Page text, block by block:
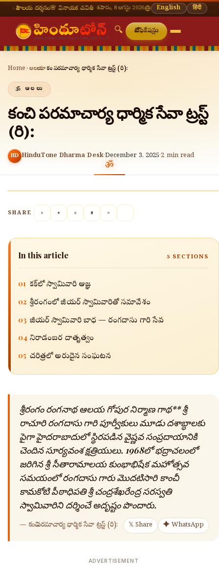
🌸 వినాయక చవితి — భాద్రపద శుద్ధ చవితి⛩ తిరుమల తిరుపతి — నేటి దర్శన
శనివారం, 8 ఆగస్టు 2026 English हिंदी
🔍
🔍
నోటిఫికేషన్లు
Home › ఆలయాలు›కంచి పరమాచార్య ధార్మిక సేవా ట్రస్ట్ (రి):
ఆలయాలు
కంచి పరమాచార్య ధార్మిక సేవా ట్రస్ట్
(రి):
HD HinduTone Dharma Desk·December 3, 2025·2 min read
SHARE
In this article 5 SECTIONS
01 గోకక్‌లో స్వామివారి ఆజ్ఞ
02 శ్రీరంగంలో జీయర్ స్వామివారితో సమావేశం
03 జీయర్ స్వామివారి బాధ — రంగదాసు గారి సేవ
04 నిరాడంబర దాతృత్వం
05 చరిత్రలో అరుదైన సంఘటన
శ్రీరంగం రంగనాథ ఆలయ గోపుర నిర్మాణ గాథ** శ్రీ
రాచూరి రంగదాసు గారి పూర్వీకులు మూడు దశాబ్ధాలకు
పైగా హైదరాబాదులో స్థిరపడిన వైష్ణవ సంప్రదాయానికి
చెందిన సూర్యవంశ క్షత్రియులు. 1968లో భద్రాచలంలో
జరిగిన శ్రీ సీతారామాలయ కుంభాభిషేక మహోత్సవ
సమయంలో రంగదాసు గారు మొదటిసారి కాంచీ
కామకోటి పీఠాధిపతి శ్రీ చంద్రశేఖరేంద్ర సరస్వతి
స్వామివారిని దర్శించే అదృష్టం పొందారు.
— కంచి పరమాచార్య ధార్మిక సేవా ట్రస్ట్ (రి): 𝕏 Share ✦ WhatsApp
ADVERTISEMENT